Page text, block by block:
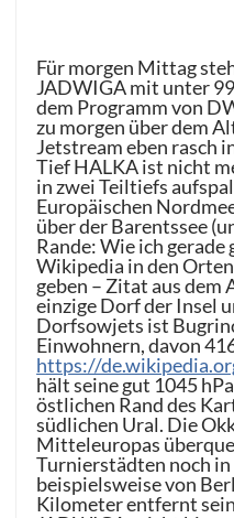
Für morgen Mittag
JADWIGA mit unter
dem Programm von
zu morgen über dem
Jetstream eben rasch
Tief HALKA ist nicht
in zwei Teiltiefs
Europäischen
über der Barentssee
Rande: Wie ich gerade
Wikipedia in den
geben – Zitat aus dem
einzige Dorf der Insel
Dorfsowjets ist
Einwohnern, davon
https://
hält seine gut 1045
östlichen Rand des
südlichen Ural. Die
Mitteleuropas
Turnierstädten noch
beispielsweise von
Kilometer entfernt